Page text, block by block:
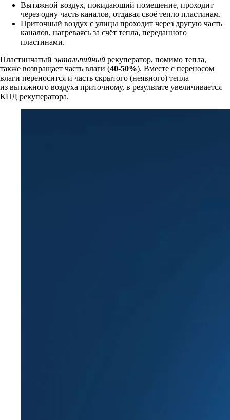
Вытяжной воздух, покидающий помещение, проходит
через одну часть каналов, отдавая своё тепло пластинам.
Приточный воздух с улицы проходит через другую часть
каналов, нагреваясь за счёт тепла, переданного
пластинами.
Пластинчатый энтальпийный рекуператор, помимо тепла,
также возвращает часть влаги (40-50%). Вместе с переносом
влаги переносится и часть скрытого (неявного) тепла
из вытяжного воздуха приточному, в результате увеличивается
КПД рекуператора.